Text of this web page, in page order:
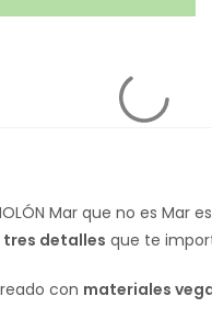
Mar que no es Mar
tres detalles que te
con materiales